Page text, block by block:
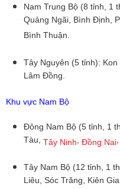
Nam Trung Bộ (8 tỉnh, 1
Quảng Ngãi, Bình Định,
Bình Thuận.
Tây Nguyên (5 tỉnh): Kon
Lâm Đồng.
Khu vực Nam Bộ
Đông Nam Bộ (5 tỉnh, 1
Tàu, Tây Ninh, Đồng Nai,
Tây Nam Bộ (12 tỉnh, 1
Liêu, Sóc Trăng, Kiên